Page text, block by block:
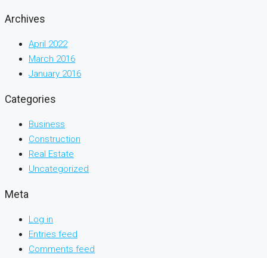
Archives
April 2022
March 2016
January 2016
Categories
Business
Construction
Real Estate
Uncategorized
Meta
Log in
Entries feed
Comments feed